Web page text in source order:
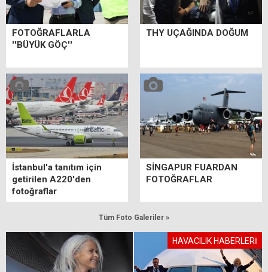
FOTOĞRAFLARLA
''BÜYÜK GÖÇ''
THY UÇAĞINDA DOĞUM
İstanbul'a tanıtım için
getirilen A220'den
fotoğraflar
SİNGAPUR FUARDAN
FOTOĞRAFLAR
Tüm Foto Galeriler »
HAVACILIK HABERLERİ